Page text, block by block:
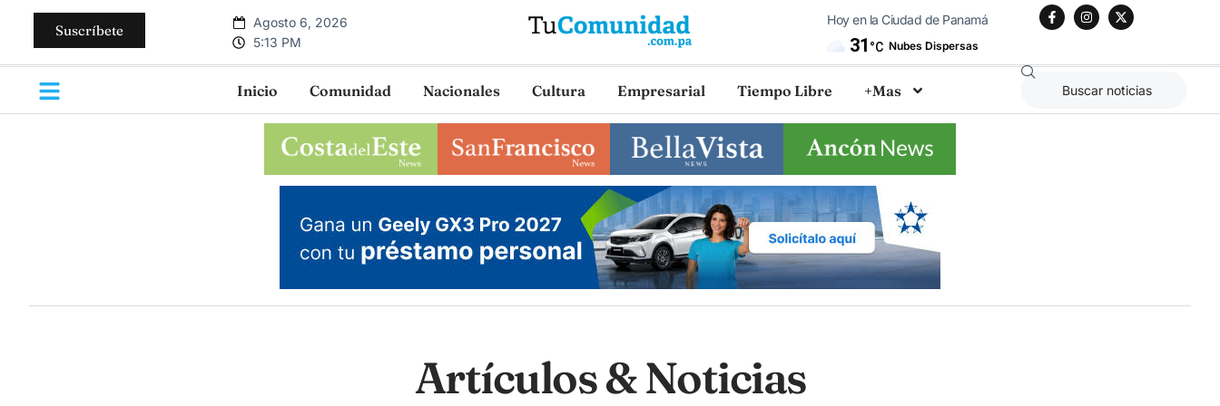
Suscríbete
Agosto 6, 2026
5:13 PM
Hoy en la Ciudad de Panamá
31 °C Nubes Dispersas
Inicio Comunidad Nacionales Cultura Empresarial Tiempo Libre +Mas
Artículos & Noticias